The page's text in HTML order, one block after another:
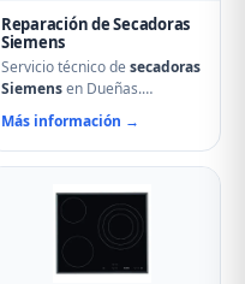
Reparación de Secadoras
Siemens
Servicio técnico de secadoras
Siemensen Dueñas.
Reparamos problemas de
calentamiento, tambor que no
gira, termostatos de
averiados y fallos en el
secado. Mantenimiento
preventivo y limpieza de
filtros incluido en la visita.
Más información →